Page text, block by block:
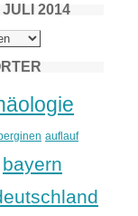
2014
auflauf
bayern